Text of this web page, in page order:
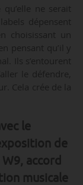
qu’elle ne serait
dépensent
choisissant un
pensant qu’il y
Ils s’entourent
le défendre,
Cela crée de la
le
de
accord
musicale